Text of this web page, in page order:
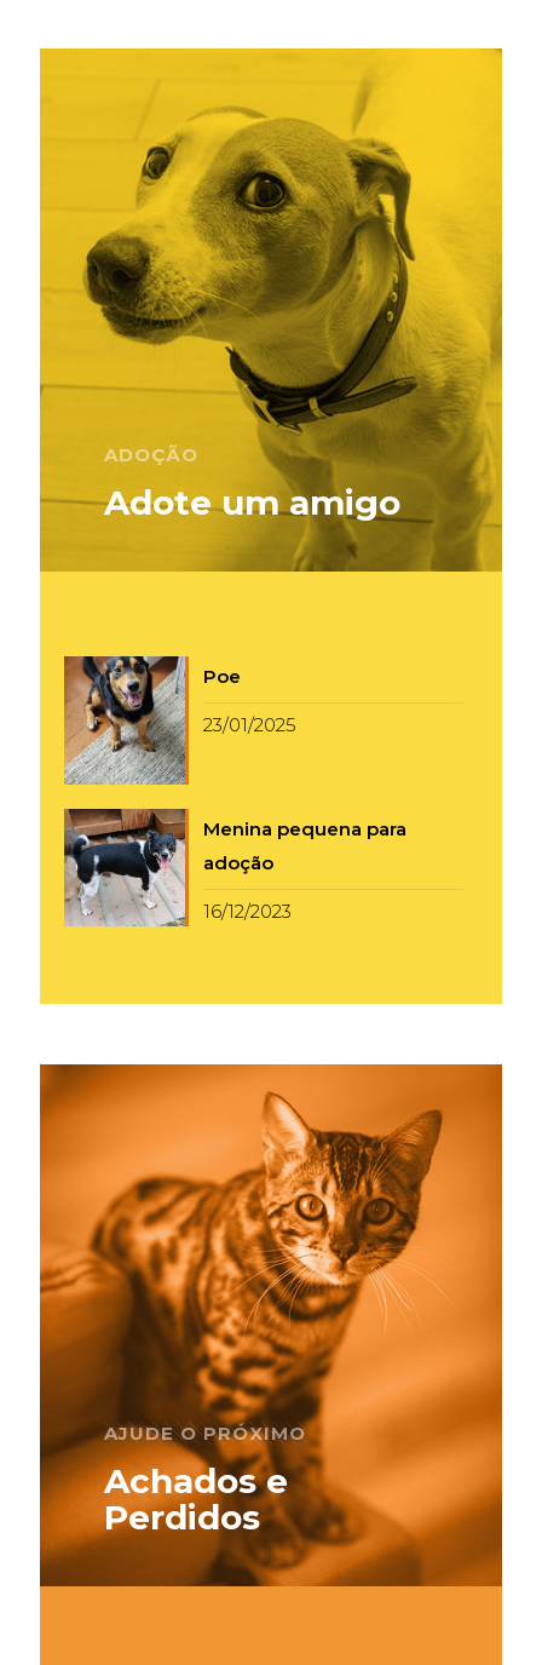
ADOÇÃO
Adote um amigo
Poe
23/01/2025
Menina pequena para
adoção
16/12/2023
AJUDE O PRÓXIMO
Achados e
Perdidos